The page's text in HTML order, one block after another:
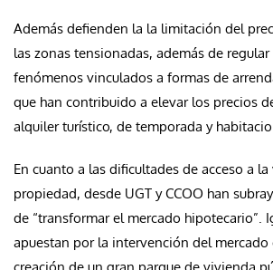
Además defienden la la limitación del
las zonas tensionadas, además de
fenómenos vinculados a formas de
que han contribuido a elevar los precios
alquiler turístico, de temporada y
En cuanto a las dificultades de acceso a
propiedad, desde UGT y CCOO han
de “transformar el mercado hipotecario”.
apuestan por la intervención del mercado